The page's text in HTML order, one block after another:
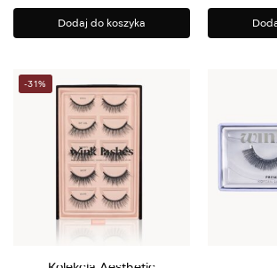
Dodaj do koszyka
-31%